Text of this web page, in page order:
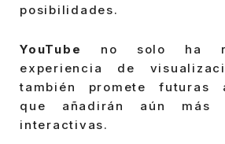
posibilidades.
YouTube
no solo ha
experiencia de
también promete futuras
que añadirán aún más
interactivas.